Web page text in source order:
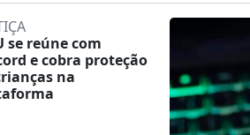
se reúne com
e cobra proteção
na